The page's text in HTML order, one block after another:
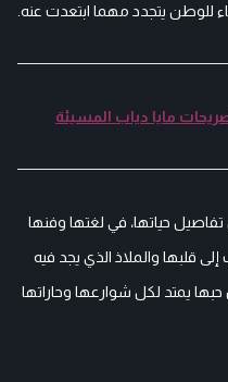
للوطن يتجدد مهما ابتعدت عنه.
مايا دياب المسيئة
حياتها، في لغتها وفنها
إلى قلبها والملاذ الذي يجد فيه
يمتد لكل شوارعها وحاراتها